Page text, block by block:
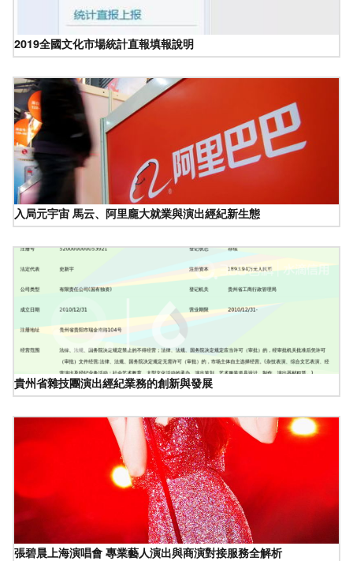
2019全國文化市場統計直報填報說明
入局元宇宙 馬云、阿里龐大就業與演出經紀新生態
貴州省雜技團演出經紀業務的創新與發展
張碧晨上海演唱會 專業藝人演出與商演對接服務全解析